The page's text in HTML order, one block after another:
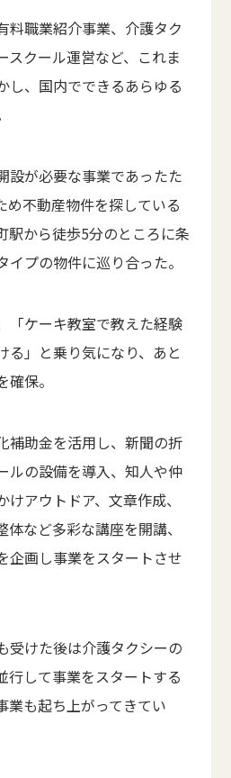
料職業紹介事業、介護タク
スクール運営など、これま
し、国内でできるあらゆる
設が必要な事業であったた
め不動産物件を探している
駅から徒歩5分のところに条
プの物件に巡り合った。
「ケーキ教室で教えた経験
る」と乗り気になり、あと
保。
補助金を活用し、新聞の折
ルの設備を導入、知人や仲
アウトドア、文章作成、
など多彩な講座を開講、
企画し事業をスタートさせ
受けた後は介護タクシーの
行して事業をスタートする
業も起ち上がってきてい